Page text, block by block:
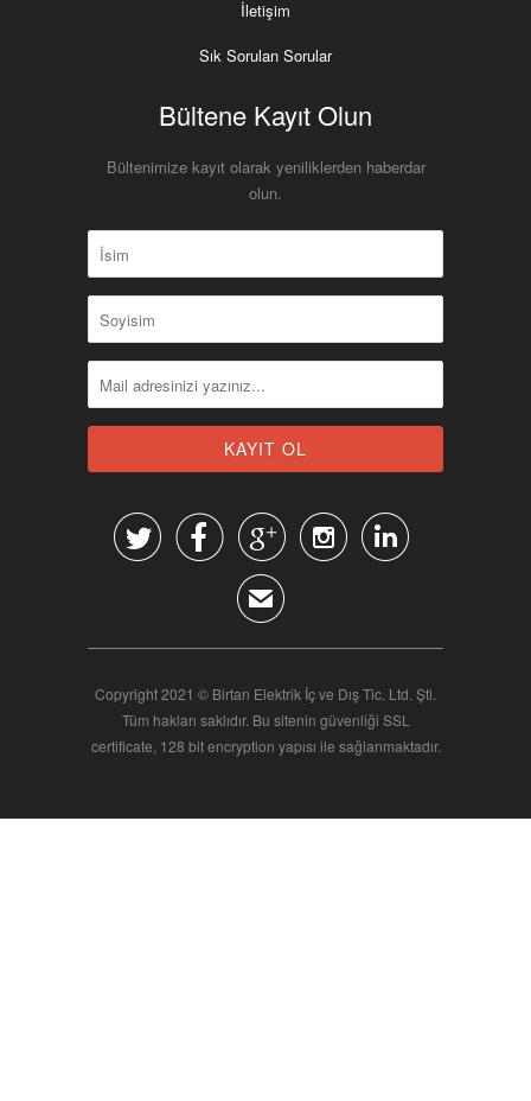
İletişim
Sık Sorulan Sorular
Bültene Kayıt Olun
Bültenimize kayıt olarak yeniliklerden haberdar
olun.
    
✉
Copyright 2021 © Birtan Elektrik İç ve Dış Tic. Ltd. Şti.
Tüm hakları saklıdır. Bu sitenin güvenliği SSL
certificate, 128 bit encryption yapısı ile sağlanmaktadır.